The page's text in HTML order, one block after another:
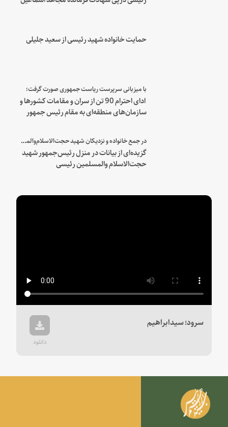
حمایت خانواده شهید رئیسی از سعید جلیلی
با میزبانی سرپرست ریاست جمهوری صورت گرفت؛
ادای احترام 90 تن از سران و مقامات کشورها و
سازمان‌های منطقه‌ای به مقام رئیس جمهور
در جمع خانواده و نزدیکان شهید حجت‌الاسلام‌والمسلمین رئیسی:
گزیده‌ای از بیانات در منزل رئیس‌جمهور شهید
حجت‌الاسلام والمسلمین رئیسی
سرود؛ سیدابراهیم
دانلود